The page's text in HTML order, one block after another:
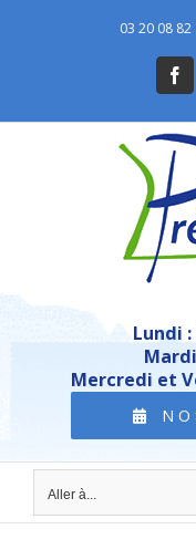
03 20 08 82
Lundi :
Mercredi et
Aller à...